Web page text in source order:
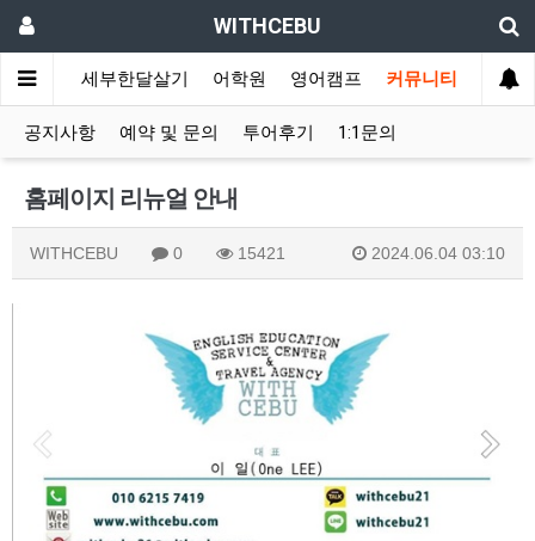
WITHCEBU
빌라 세부한달살기 어학원 영어캠프 커뮤니티
공지사항 예약 및 문의 투어후기 1:1문의
홈페이지 리뉴얼 안내
WITHCEBU 0 15421 2024.06.04 03:10